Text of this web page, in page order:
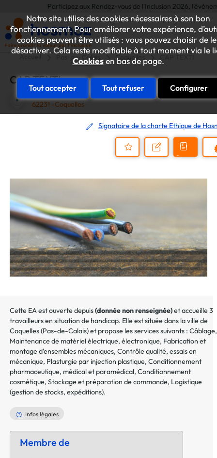
Notre site utilise des cookies nécessaires à son bon
fonctionnement. Pour améliorer votre expérience,
cookies peuvent être utilisés : vous pouvez choisir de
désactiver. Cela reste modifiable à tout moment via le
Cookiesen bas de page.
Tout accepter Tout refuser Configurer
Participez aux Rendez-vous de l'Inclusion 2026,
Accueil Pas-de-Calais Coquelles
CAP TEXTI
RUE DE BERGNIEULLES PARC DE LA FRANCAISE
62231 -Coquelles
Signataire de la charte Ethique de
Nous
Demander
Cette EA est ouverte depuis(donnée non renseignée)et accueille 3
travailleurs en situation de handicap. Elle est située dans la ville de
Coquelles(Pas-de-Calais) et propose les services suivants : Câblage,
Maintenance de matériel électrique, électronique, Fabrication et
montage d'ensembles mécaniques, Contrôle qualité, essais en
mécanique, Plasturgie par injection plastique, Conditionnement
pharmaceutique, médical et paramédical, Conditionnement
cosmétique, Stockage et préparation de commande, Logistique
(gestion de stocks, expéditions).
Infos légales
Membre de